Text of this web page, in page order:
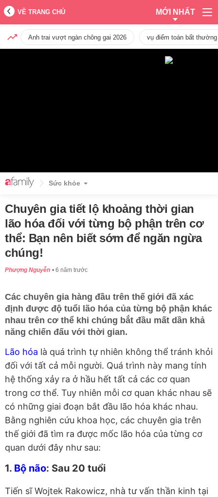
VỀ TRANG CHỦ MỚI NHẤT
Anh trai vượt ngàn chông gai 2026 vụ điểm toán bất
Sức khỏe
Chuyên gia tiết lộ khoảng thời gian
lão hóa đối với từng bộ phận trên cơ
thể: Bạn nên biết sớm để ngăn ngừa
chúng!
Phượng Nguyễn 6 năm trước
Các chuyên gia hàng đầu trên thế giới đã xác
định được độ tuổi lão hóa của từng bộ phận khác
nhau trên cơ thể khi chúng bắt đầu mất dần khả
năng chiến đấu với thời gian.
Lão hóa là quá trình tự nhiên không thể tránh khỏi
đối với tất cả mỗi người. Quá trình này mang tính
hệ thống xảy ra ở hầu hết tất cả các cơ quan
trong cơ thể. Tuy nhiên mỗi cơ quan khác nhau sẽ
có những giai đoạn bắt đầu lão hóa khác nhau.
Bằng nghiên cứu khoa học, các chuyên gia trên
thế giới đã tìm ra được mốc lão hóa của từng cơ
quan dưới đây như sau:
1. Bộ não: Sau 20 tuổi
Tiến sĩ Wojtek Rakowicz, nhà tư vấn thần kinh tại